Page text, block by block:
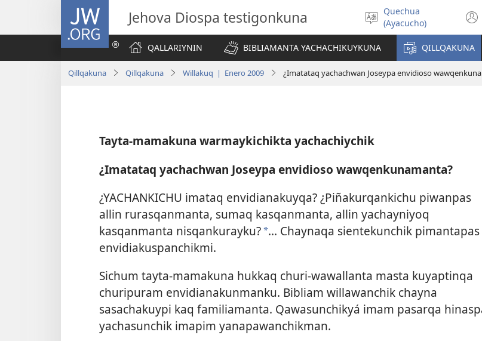
JW.ORG
Jehova Diospa testigonkuna
Rimaynikita
akllay
Quechua
(Ayacucho)
QALLARIYNIN BIBLIAMANTA YACHACHIKUYKUNA QILLQAKUNA
Qillqakuna Qillqakuna Willakuq | Enero 2009 ¿Imatataq yachachwan Joseypa envidioso
Tayta-mamakuna warmaykichikta yachachiychik
¿Imatataq yachachwan Joseypa envidioso wawqenkunamanta?
¿YACHANKICHU imataq envidianakuyqa? ¿Piñakurqan­kichu piwanpas
allin ru­rasqanmanta, sumaq kasqanmanta, allin yachayniyoq
kasqanmanta nis­qankurayku?*... Chaynaqa sientekunchik pimantapas
envidiakuspanchikmi.
Sichum tayta-mamakuna hukkaq churi-wawallanta masta kuyaptinqa
churipuram envidianakunmanku. Bibliam willawanchik chayna
sasachakuypi kaq familiamanta. Qawasunchikyá imam pasarqa
yachasunchik imapim yanapawanchikman.